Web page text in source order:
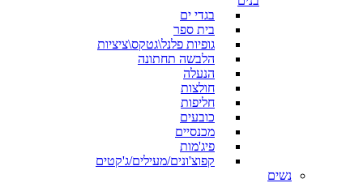
בגדי ים
בית ספר
גופיות פלנל\גטקס\ציציות
הלבשה תחתונה
הנעלה
חולצות
חליפות
כובעים
מכנסיים
פיג'מות
קפוצ'ונים/מעילים/ג'קטים
נשים